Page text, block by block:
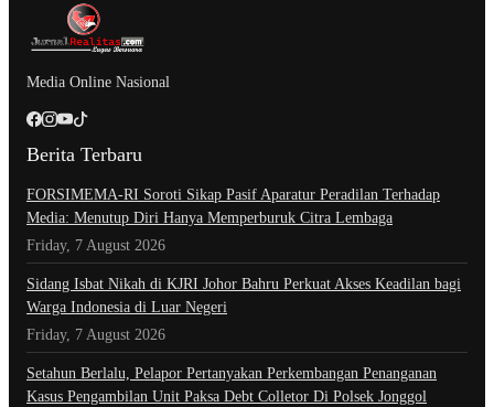
Media Online Nasional
Berita Terbaru
​FORSIMEMA-RI Soroti Sikap Pasif Aparatur Peradilan Terhadap
Media: Menutup Diri Hanya Memperburuk Citra Lembaga
Friday, 7 August 2026
Sidang Isbat Nikah di KJRI Johor Bahru Perkuat Akses Keadilan bagi
Warga Indonesia di Luar Negeri
Friday, 7 August 2026
Setahun Berlalu, Pelapor Pertanyakan Perkembangan Penanganan
Kasus Pengambilan Unit Paksa Debt Colletor Di Polsek Jonggol